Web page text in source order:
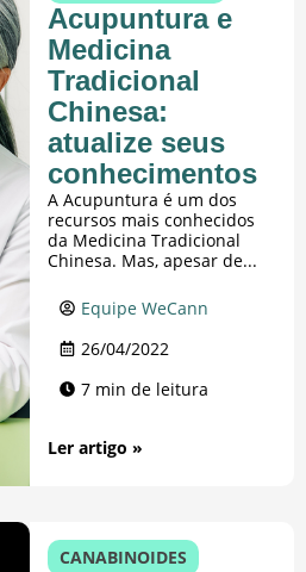
Acupuntura e
Medicina
Tradicional
Chinesa:
atualize seus
conhecimentos
A Acupuntura é um dos
recursos mais conhecidos
da Medicina Tradicional
Chinesa. Mas, apesar de...
Equipe WeCann
26/04/2022
7 min de leitura
Ler artigo »
CANABINOIDES